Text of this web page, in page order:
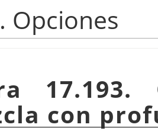
Opciones
con